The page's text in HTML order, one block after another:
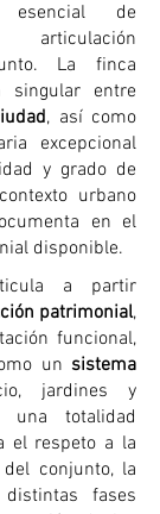
de
La finca
singular entre
, así como
excepcional
y grado de
urbano
en el
disponible.
a partir
patrimonial,
funcional,
un sistema
jardines y
una totalidad
el respeto a la
conjunto, la
fases